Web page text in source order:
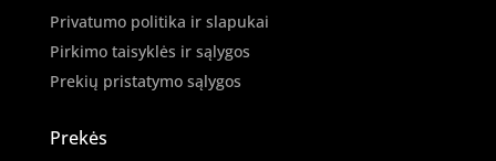
Privatumo politika ir slapukai
Pirkimo taisyklės ir sąlygos
Prekių pristatymo sąlygos
Prekės